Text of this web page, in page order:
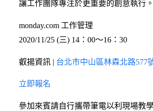
讓工作團隊專注於更重要的創意執行。
monday.com 工作管理
2020/11/25 (三) 14：00〜16：30
叡揚資訊 | 台北市中山區林森北路577
立即報名
參加來賓請自行攜帶筆電以利現場教